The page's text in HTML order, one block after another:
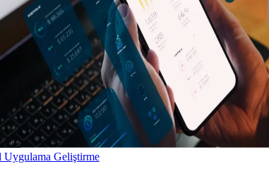
Uygulama Geliştirme